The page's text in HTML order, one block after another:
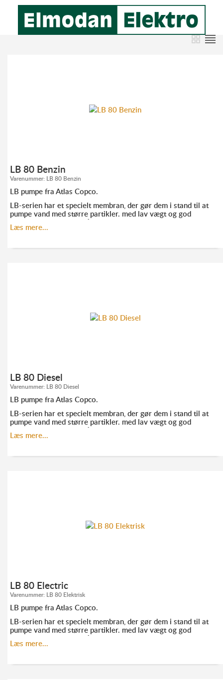
LB 80 Benzin
Varenummer: LB 80 Benzin
LB pumpe fra Atlas Copco.
LB-serien har et specielt membran, der gør dem i stand til at
pumpe vand med større partikler. med lav vægt og god
ydeevne er de ideelle på steder, hvor det er svært at komme
til.
Læs mere...
LB 80 Diesel
Varenummer: LB 80 Diesel
LB pumpe fra Atlas Copco.
LB-serien har et specielt membran, der gør dem i stand til at
pumpe vand med større partikler. med lav vægt og god
ydeevne er de ideelle på steder, hvor det er svært at komme
til.
Læs mere...
LB 80 Electric
Varenummer: LB 80 Elektrisk
LB pumpe fra Atlas Copco.
LB-serien har et specielt membran, der gør dem i stand til at
pumpe vand med større partikler. med lav vægt og god
ydeevne er de ideelle på steder, hvor det er svært at komme
til.
Læs mere...